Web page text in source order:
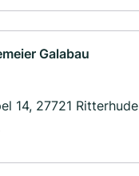
Galabau
14, 27721 Ritterhude